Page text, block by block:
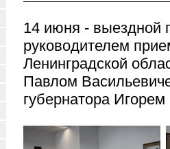
14 июня - выездной
руководителем
Ленинградской
Павлом
губернатора